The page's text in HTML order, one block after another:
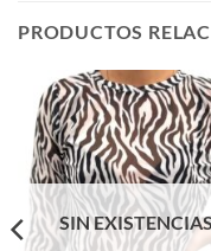
PRODUCTOS
SIN